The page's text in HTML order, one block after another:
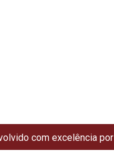
com excelência por